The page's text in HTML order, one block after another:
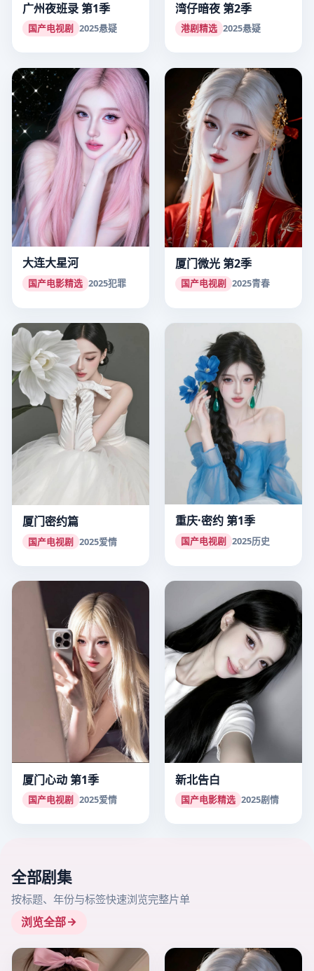
广州夜班录 第1季
国产电视剧 2025悬疑
湾仔暗夜 第2季
港剧精选 2025悬疑
大连大星河
国产电影精选 2025犯罪
厦门微光 第2季
国产电视剧 2025青春
厦门密约篇
国产电视剧 2025爱情
重庆·密约 第1季
国产电视剧 2025历史
厦门心动 第1季
国产电视剧 2025爱情
新北告白
国产电影精选 2025剧情
全部剧集
按标题、年份与标签快速浏览完整片单
浏览全部